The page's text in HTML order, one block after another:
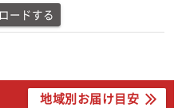
ードする
地域別お届け目安